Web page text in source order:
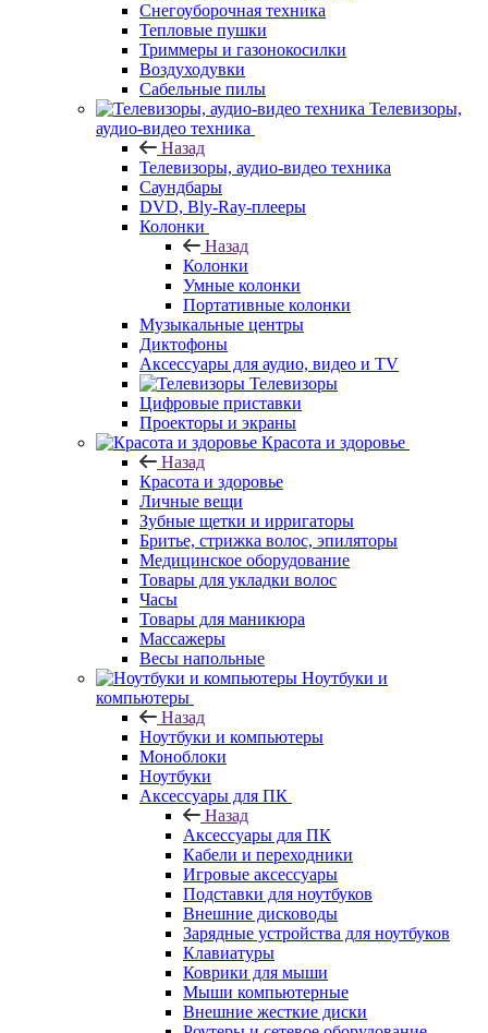
Снегоуборочная техника
Тепловые пушки
Триммеры и газонокосилки
Воздуходувки
Сабельные пилы
Телевизоры,
аудио-видео техника
Назад
Телевизоры, аудио-видео техника
Саундбары
DVD, Bly-Ray-плееры
Колонки
Назад
Колонки
Умные колонки
Портативные колонки
Музыкальные центры
Диктофоны
Аксессуары для аудио, видео и TV
Телевизоры
Цифровые приставки
Проекторы и экраны
Красота и здоровье
Назад
Красота и здоровье
Личные вещи
Зубные щетки и ирригаторы
Бритье, стрижка волос, эпиляторы
Медицинское оборудование
Товары для укладки волос
Часы
Товары для маникюра
Массажеры
Весы напольные
Ноутбуки и
компьютеры
Назад
Ноутбуки и компьютеры
Моноблоки
Ноутбуки
Аксессуары для ПК
Назад
Аксессуары для ПК
Кабели и переходники
Игровые аксессуары
Подставки для ноутбуков
Внешние дисководы
Зарядные устройства для ноутбуков
Клавиатуры
Коврики для мыши
Мыши компьютерные
Внешние жесткие диски